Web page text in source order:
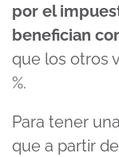
por el
benefician
que los otros
%.
Para tener
que a partir